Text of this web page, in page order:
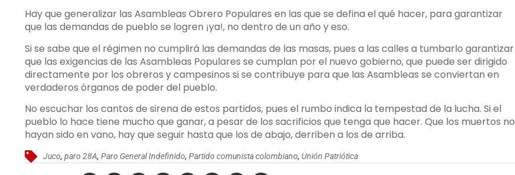
Hay que generalizar las Asambleas Obrero Populares en las que se defina el qué hacer, para garantizar
que las demandas de pueblo se logren ¡ya!, no dentro de un año y eso.
Si se sabe que el régimen no cumplirá las demandas de las masas, pues a las calles a tumbarlo garantizar
que las exigencias de las Asambleas Populares se cumplan por el nuevo gobierno, que puede ser dirigido
directamente por los obreros y campesinos si se contribuye para que las Asambleas se conviertan en
verdaderos órganos de poder del pueblo.
No escuchar los cantos de sirena de estos partidos, pues el rumbo indica la tempestad de la lucha. Si el
pueblo lo hace tiene mucho que ganar, a pesar de los sacrificios que tenga que hacer. Que los muertos no
hayan sido en vano, hay que seguir hasta que los de abajo, derriben a los de arriba.
Juco,paro 28A,Paro General Indefinido,Partido comunista colombiano,Unión Patriótica